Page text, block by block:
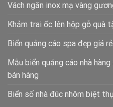
Vách ngăn inox mạ vàng
Khảm trai ốc lên hộp gỗ quà
Biển quảng cáo spa đẹp giá rẻ
Mẫu biển quảng cáo nhà
bán hàng
Biển số nhà đúc nhôm biệt